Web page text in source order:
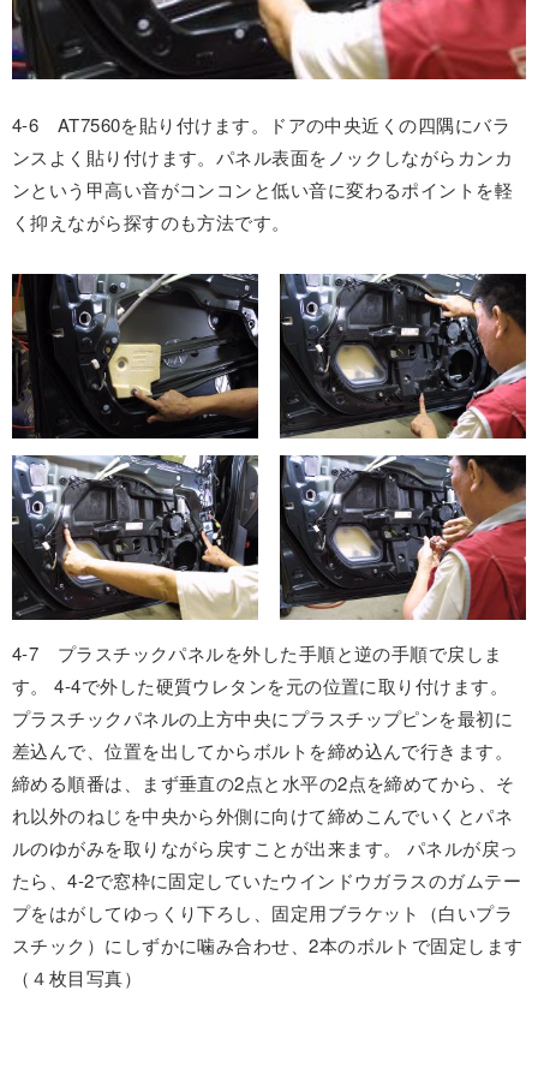
4-6 AT7560を貼り付けます。ドアの中央近くの四隅にバラ
ンスよく貼り付けます。パネル表面をノックしながらカンカ
ンという甲高い音がコンコンと低い音に変わるポイントを軽
く抑えながら探すのも方法です。
4-7 プラスチックパネルを外した手順と逆の手順で戻しま
す。 4-4で外した硬質ウレタンを元の位置に取り付けます。
プラスチックパネルの上方中央にプラスチップピンを最初に
差込んで、位置を出してからボルトを締め込んで行きます。
締める順番は、まず垂直の2点と水平の2点を締めてから、そ
れ以外のねじを中央から外側に向けて締めこんでいくとパネ
ルのゆがみを取りながら戻すことが出来ます。 パネルが戻っ
たら、4-2で窓枠に固定していたウインドウガラスのガムテー
プをはがしてゆっくり下ろし、固定用ブラケット（白いプラ
スチック）にしずかに噛み合わせ、2本のボルトで固定します
（４枚目写真）